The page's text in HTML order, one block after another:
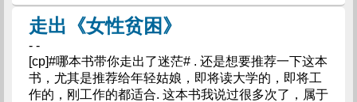
走出《女性贫困》
- -
[cp]#哪本书带你走出了迷茫# . 还是想要推荐一下这本
书，尤其是推荐给年轻姑娘，即将读大学的，即将工
作的，刚工作的都适合. 这本书我说过很多次了，属于